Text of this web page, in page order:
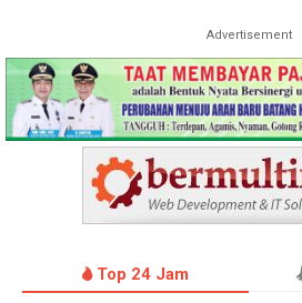
Advertisement
Top 24 Jam